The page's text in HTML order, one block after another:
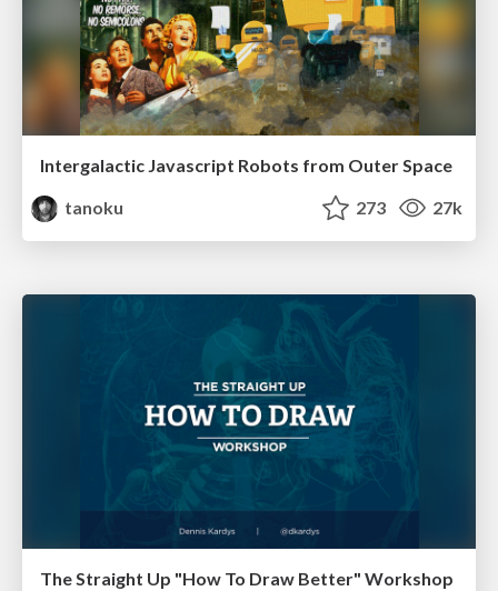
Intergalactic Javascript Robots from Outer Space
tanoku
273 27k
The Straight Up "How To Draw Better" Workshop